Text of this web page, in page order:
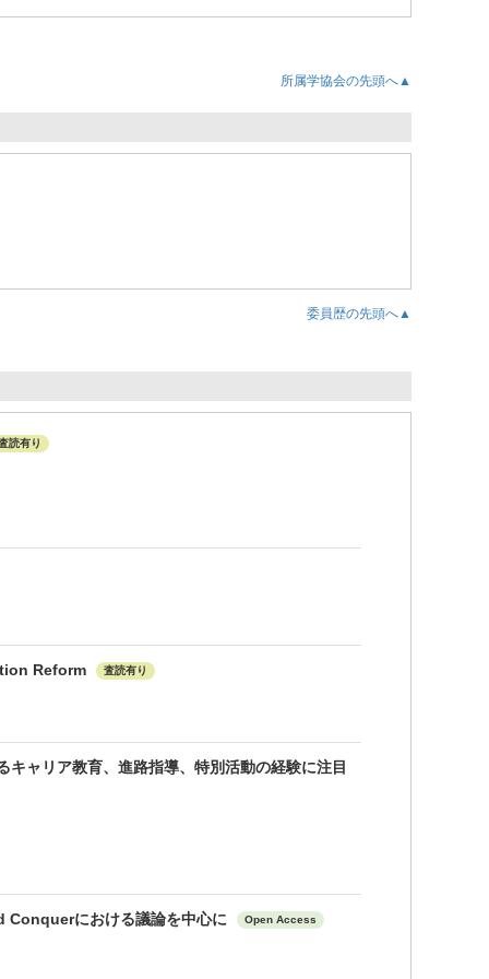
所属学協会の先頭へ▲
委員歴の先頭へ▲
読有り
Reform 査読有り
ャリア教育、進路指導、特別活動の経験に注目
Conquerにおける議論を中心に Open Access